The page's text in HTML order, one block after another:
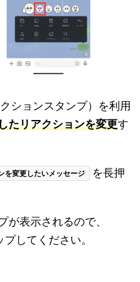
ションスタンプ）を利用
たリアクションを変更す
を変更したいメッセージ
を長押
が表示されるので、
プしてください。